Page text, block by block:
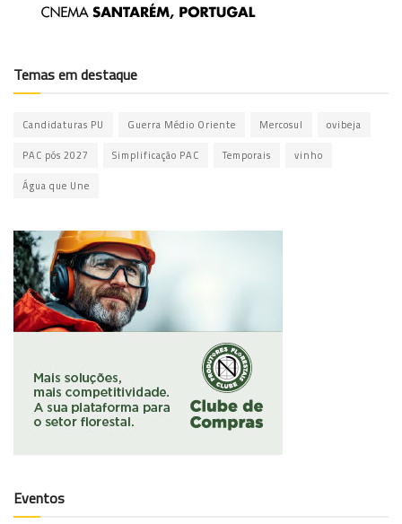
Temas em destaque
Candidaturas PU Guerra Médio Oriente Mercosul ovibeja
PAC pós 2027 Simplificação PAC Temporais vinho
Água que Une
Eventos